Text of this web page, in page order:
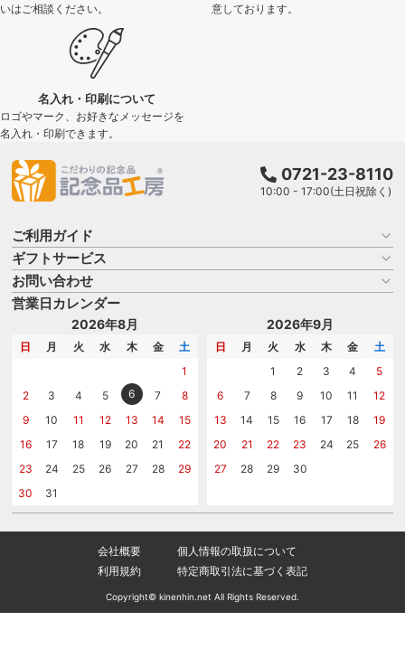
いはご相談ください。
意しております。
名入れ・印刷について
ロゴやマーク、お好きなメッセージを
名入れ・印刷できます。
0721-23-8110
10:00 - 17:00(土日祝除く)
ご利用ガイド
お買い物ガイド
よくある質問
はじめての記念品選び
記念品工房の使い方
ギフトサービス
名入れについて
のし
メッセージカード
お問い合わせ
商品選びを相談する
名入れについて相談する
カタログを請求する
営業日カレンダー
2026年8月
日 月 火 水 木 金
土
1
2
3 4 5 6 7
8
9
10 11 12 13 14
15
16
17 18 19 20 21
22
23
24 25 26 27 28
29
30
31
2026年9月
日 月 火 水 木 金
土
1
2 3 4
5
6
7 8 9 10 11
12
13
14 15 16 17 18
19
20
21 22 23 24 25
26
27
28 29 30
会社概要
個人情報の取扱について
利用規約
特定商取引法に基づく表記
Copyright© kinenhin.net All Rights Reserved.